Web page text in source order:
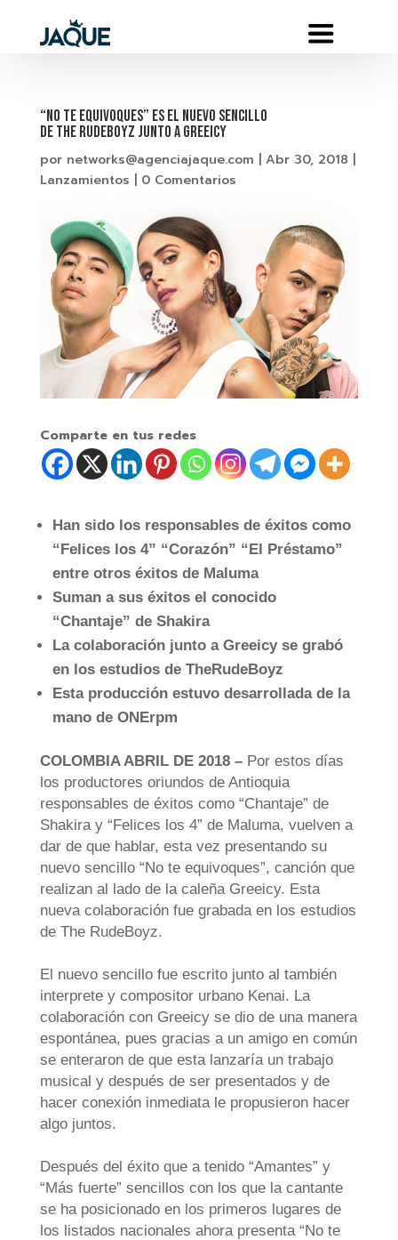
“NO TE EQUIVOQUES” Es el nuevo sencillo
de THE RUDEBOYZ Junto a GREEICY
por networks@agenciajaque.com Abr 30, 2018
Lanzamientos
0 Comentarios
Comparte en tus redes
Han sido los responsables de éxitos como
“Felices los 4” “Corazón” “El Préstamo”
entre otros éxitos de Maluma
Suman a sus éxitos el conocido
“Chantaje” de Shakira
La colaboración junto a Greeicy se grabó
en los estudios de TheRudeBoyz
Esta producción estuvo desarrollada de la
mano de ONErpm
COLOMBIA ABRIL DE 2018 – Por estos días
los productores oriundos de Antioquia
responsables de éxitos como “Chantaje” de
Shakira y “Felices los 4” de Maluma, vuelven a
dar de que hablar, esta vez presentando su
nuevo sencillo “No te equivoques”, canción que
realizan al lado de la caleña Greeicy. Esta
nueva colaboración fue grabada en los estudios
de The RudeBoyz.
El nuevo sencillo fue escrito junto al también
interprete y compositor urbano Kenai. La
colaboración con Greeicy se dio de una manera
espontánea, pues gracias a un amigo en común
se enteraron de que esta lanzaría un trabajo
musical y después de ser presentados y de
hacer conexión inmediata le propusieron hacer
algo juntos.
Después del éxito que a tenido “Amantes” y
“Más fuerte” sencillos con los que la cantante
se ha posicionado en los primeros lugares de
los listados nacionales ahora presenta “No te